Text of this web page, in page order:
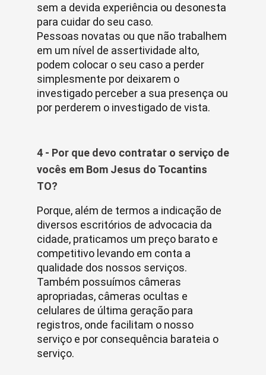
sem a devida experiência ou desonesta
para cuidar do seu caso.
Pessoas novatas ou que não trabalhem
em um nível de assertividade alto,
podem colocar o seu caso a perder
simplesmente por deixarem o
investigado perceber a sua presença ou
por perderem o investigado de vista.
4 - Por que devo contratar o serviço de
vocês em Bom Jesus do Tocantins
TO?
Porque, além de termos a indicação de
diversos escritórios de advocacia da
cidade, praticamos um preço barato e
competitivo levando em conta a
qualidade dos nossos serviços.
Também possuímos câmeras
apropriadas, câmeras ocultas e
celulares de última geração para
registros, onde facilitam o nosso
serviço e por consequência barateia o
serviço.